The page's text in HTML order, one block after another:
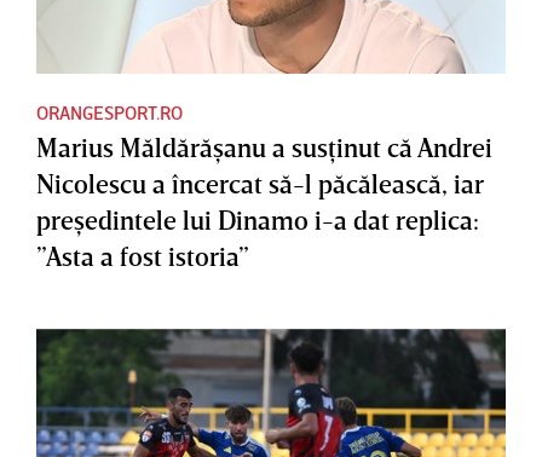
ORANGESPORT.RO
Marius Măldărăşanu a susţinut că Andrei
Nicolescu a încercat să-l păcălească, iar
preşedintele lui Dinamo i-a dat replica:
”Asta a fost istoria”